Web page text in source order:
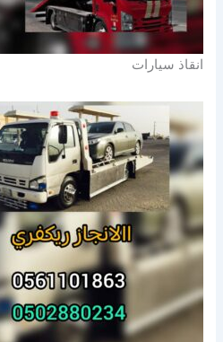
انقاذ سيارات